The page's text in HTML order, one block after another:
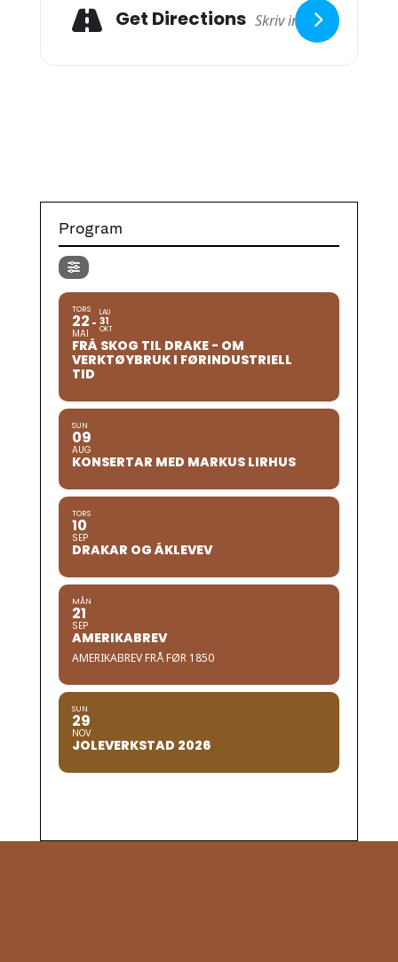
Get Directions
Program
TORS
22
MAI
LAU
31
OKT
FRÅ SKOG TIL DRAKE - OM
VERKTØYBRUK I FØRINDUSTRIELL
TID
SUN
09
AUG
KONSERTAR MED MARKUS LIRHUS
TORS
10
SEP
DRAKAR OG ÅKLEVEV
MÅN
21
SEP
AMERIKABREV
AMERIKABREV FRÅ FØR 1850
SUN
29
NOV
JOLEVERKSTAD 2026